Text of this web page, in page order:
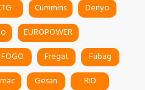
Cummins
Denyo
EUROPOWER
FOGO Fregat
Fubag
Gesan
RID